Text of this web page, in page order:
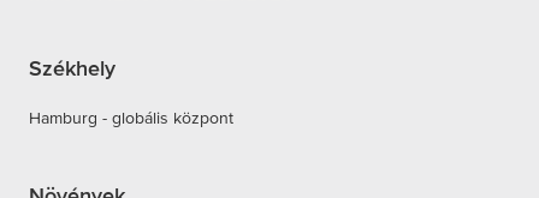
Székhely
Hamburg - globális központ